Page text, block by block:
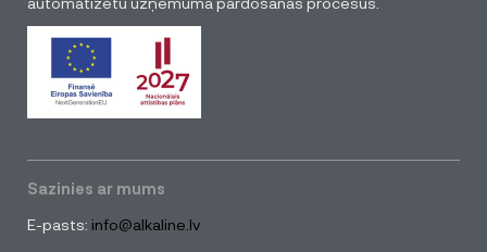
Sazinies ar mums
E-pasts: info@alkaline.lv